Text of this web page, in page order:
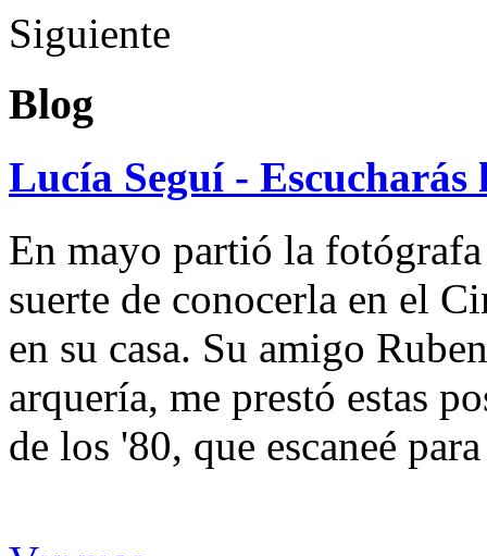
Siguiente
Blog
Lucía Seguí - Escucharás
En mayo partió la
suerte de conocerla en el
en su casa. Su amigo
arquería, me prestó estas
de los '80, que escaneé